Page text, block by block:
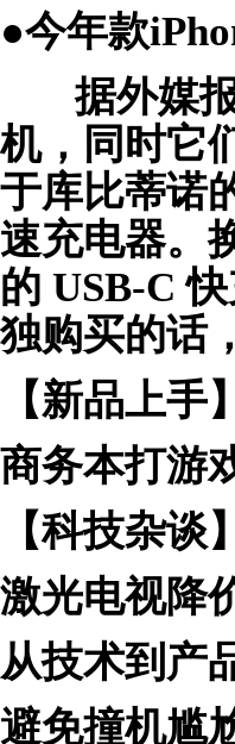
●今年款
据外媒报
机，同时它
于库比蒂诺
速充电器。
的 USB-C
独购买的话
【新品上手】
商务本打游
【科技杂谈
激光电视降
从技术到产
避免撞机尴